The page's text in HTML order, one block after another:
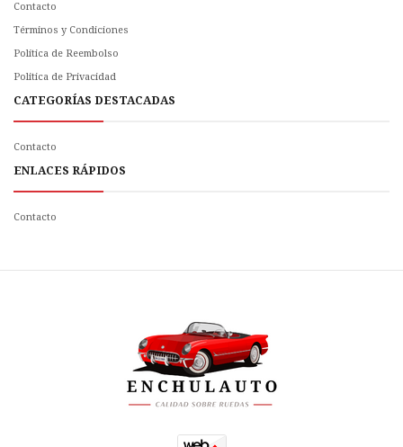
Contacto
Términos y Condiciones
Política de Reembolso
Politica de Privacidad
CATEGORÍAS DESTACADAS
Contacto
ENLACES RÁPIDOS
Contacto